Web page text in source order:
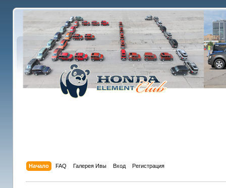
Начало FAQ Галерея Ивы Вход Регистрация